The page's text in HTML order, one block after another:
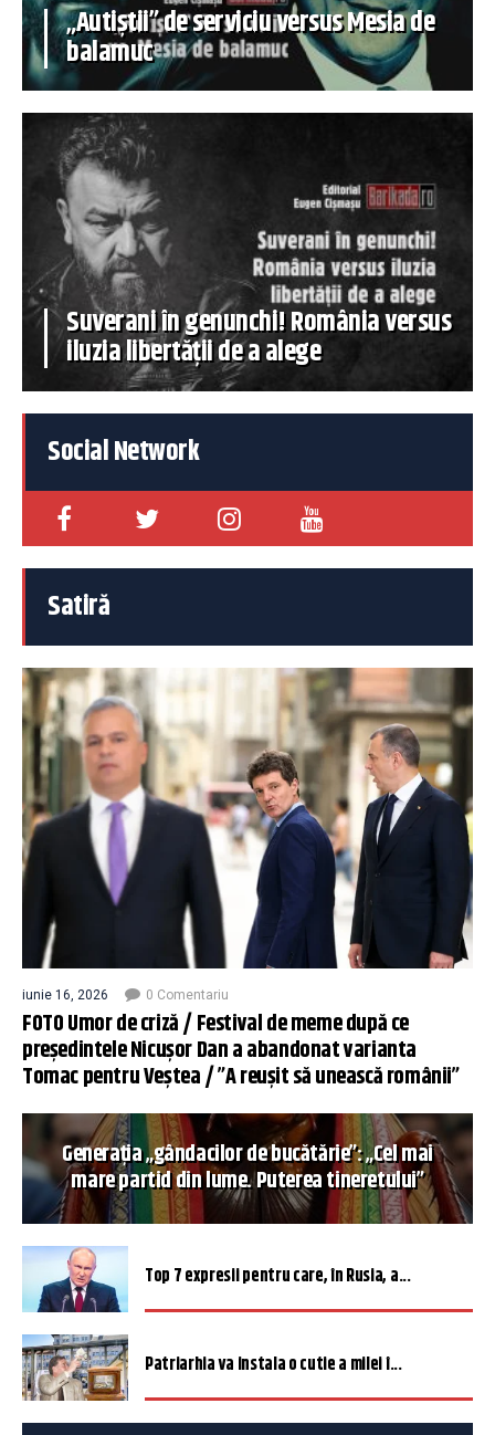
„Autiștii” de serviciu versus Mesia de
balamuc
Suverani în genunchi! România versus
iluzia libertății de a alege
Social Network
Satiră
iunie 16, 2026 0 Comentariu
FOTO Umor de criză / Festival de meme după ce
președintele Nicușor Dan a abandonat varianta
Tomac pentru Veștea / ”A reușit să unească românii”
Generația „gândacilor de bucătărie”: „Cel mai
mare partid din lume. Puterea tineretului”
Top 7 expresii pentru care, în Rusia, a...
Patriarhia va instala o cutie a milei î...